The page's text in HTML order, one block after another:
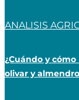
ANALISIS
¿Cuándo y
olivar y